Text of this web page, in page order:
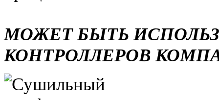
МОЖЕТ БЫТЬ
КОНТРОЛЛЕРОВ